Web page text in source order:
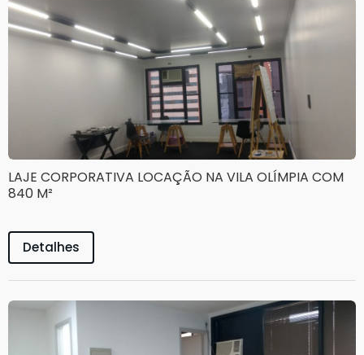
LAJE CORPORATIVA LOCAÇÃO NA VILA OLÍMPIA COM
840 M²
Detalhes